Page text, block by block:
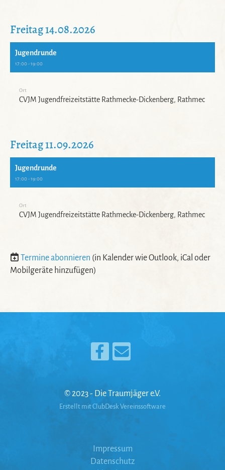
Freitag 14.08.2026
Jugendrunde
17:00 - 19:00
Ort
CVJM Jugendfreizeitstätte Rathmecke-Dickenberg, Rathmecker
Freitag 11.09.2026
Jugendrunde
17:00 - 19:00
Ort
CVJM Jugendfreizeitstätte Rathmecke-Dickenberg, Rathmecker
Termine abonnieren (in Kalender wie Outlook, iCal oder
Mobilgeräte hinzufügen)
© 2023 - Die Traumjäger e.V.
Erstellt mit ClubDesk Vereinssoftware
Impressum
Datenschutz